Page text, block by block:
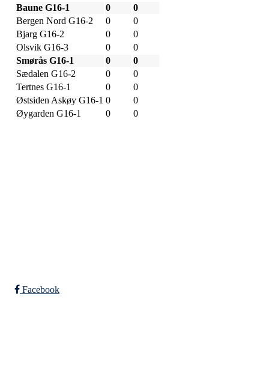
Baune G16-1
0
0
Bergen Nord G16-2
0
0
Bjarg G16-2
0
0
Olsvik G16-3
0
0
Smørås G16-1
0
0
Sædalen G16-2
0
0
Tertnes G16-1
0
0
Østsiden Askøy G16-1 0
0
Øygarden G16-1
0 0
Facebook